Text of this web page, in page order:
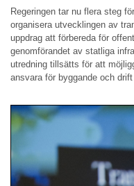
Regeringen tar nu flera steg
organisera utvecklingen av
uppdrag att förbereda för
genomförandet av statliga
utredning tillsätts för att
ansvara för byggande och